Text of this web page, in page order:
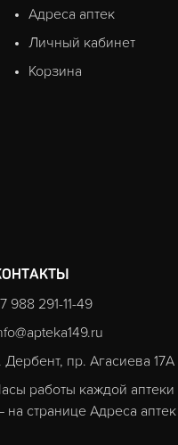
Адреса аптек
Личный кабинет
Корзина
988 291-11-49
Дербент, пр. Агасиева 17А
работы каждой аптеки
на странице Адреса аптек